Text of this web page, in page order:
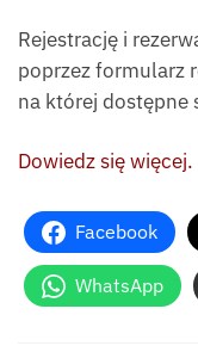
Rejestrację i
poprzez formularz
na której dostępne
Dowiedz się więcej.
Facebook
WhatsApp